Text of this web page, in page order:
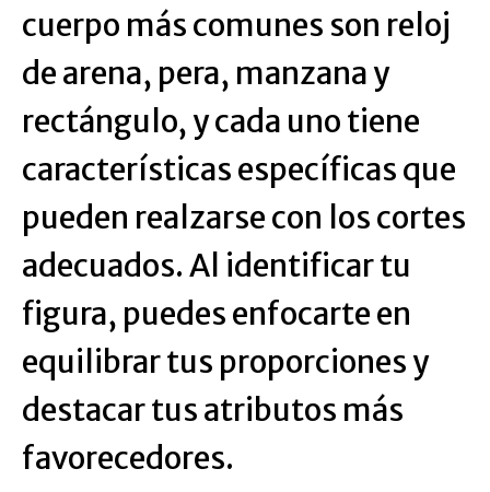
cuerpo más comunes son reloj
de arena, pera, manzana y
rectángulo, y cada uno tiene
características específicas que
pueden realzarse con los cortes
adecuados. Al identificar tu
figura, puedes enfocarte en
equilibrar tus proporciones y
destacar tus atributos más
favorecedores.